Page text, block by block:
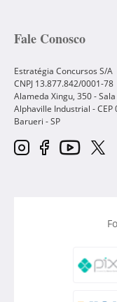
Fale Conosco
Estratégia Concursos S/A
CNPJ 13.877.842/0001-78
Alameda Xingu, 350 - Sala
Alphaville Industrial - CEP
Barueri -SP